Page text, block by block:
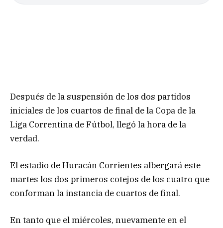
Después de la suspensión de los dos partidos
iniciales de los cuartos de final de la Copa de la
Liga Correntina de Fútbol, llegó la hora de la
verdad.
El estadio de Huracán Corrientes albergará este
martes los dos primeros cotejos de los cuatro que
conforman la instancia de cuartos de final.
En tanto que el miércoles, nuevamente en el